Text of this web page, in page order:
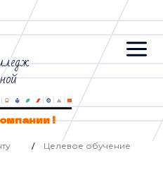
!
/ Целевое обучение